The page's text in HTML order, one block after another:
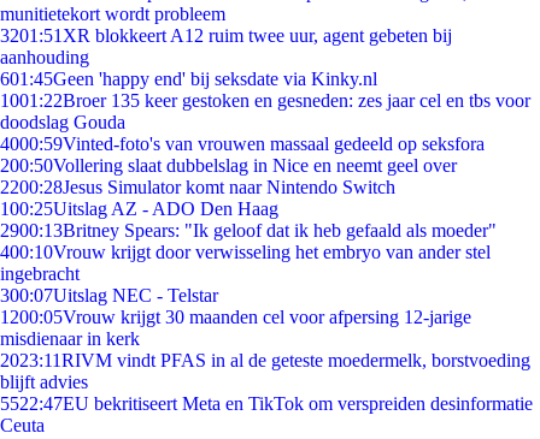
munitietekort wordt probleem
3201:51 XR blokkeert A12 ruim twee uur, agent gebeten bij
aanhouding
601:45Geen 'happy end' bij seksdate via Kinky.nl
1001:22Broer 135 keer gestoken en gesneden: zes jaar cel en tbs voor
doodslag Gouda
4000:59Vinted-foto's van vrouwen massaal gedeeld op seksfora
200:50Vollering slaat dubbelslag in Nice en neemt geel over
2200:28Jesus Simulator komt naar Nintendo Switch
100:25Uitslag AZ - ADO Den Haag
2900:13Britney Spears: "Ik geloof dat ik heb gefaald als moeder"
400:10Vrouw krijgt door verwisseling het embryo van ander stel
ingebracht
300:07Uitslag NEC - Telstar
1200:05Vrouw krijgt 30 maanden cel voor afpersing 12-jarige
misdienaar in kerk
2023:11RIVM vindt PFAS in al de geteste moedermelk, borstvoeding
blijft advies
5522:47EU bekritiseert Meta en TikTok om verspreiden desinformatie
Ceuta